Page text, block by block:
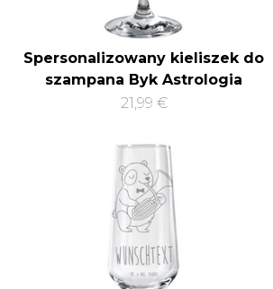
Spersonalizowany kieliszek do
szampana Byk Astrologia
21,99 €